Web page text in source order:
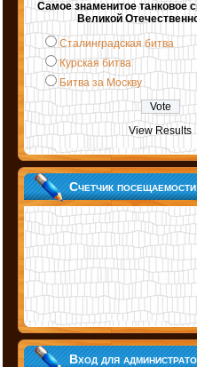
Самое знаменитое танковое
Великой
Сталинградская битва
Курская битва
Битва за Москву
View Results
Счетчик посещаемости
Вход для